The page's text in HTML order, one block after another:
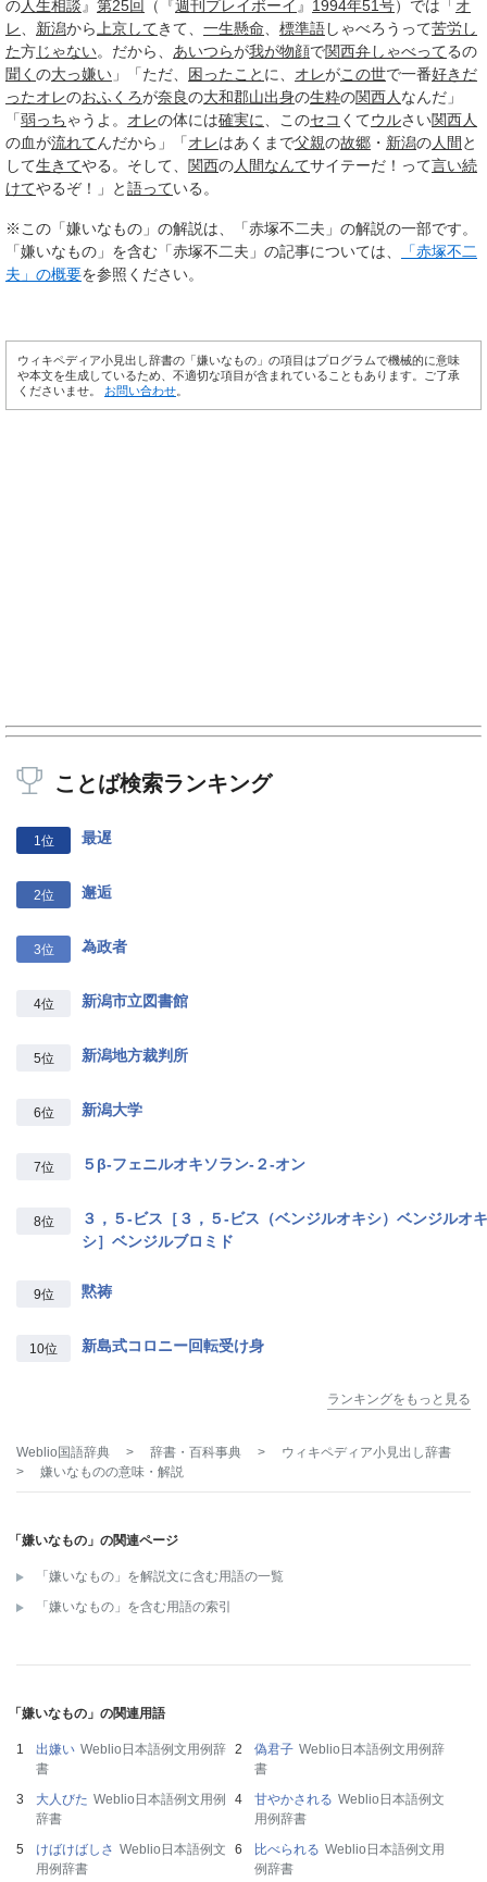
の人生相談 』 第25回 （『週刊プレイボーイ 』 1994年51号）では「オ
レ
新潟から 上京してきて、 一生懸命 標準語しゃべろうって苦労し
た方じゃない。だから、 あいつらが我が物顔で関西弁しゃべってるの
聞く の大っ嫌い 」「ただ、 困ったこと に、 オレがこの世で一番好きだ
ったオレのおふくろが奈良の大和郡山出身の生粋の関西人 なんだ」
「弱っちゃうよ。 オレの体には確実に 、このセコ くてウルさい関西人
の血が流れてんだから」「オレはあくまで父親の故郷 ・ 新潟の人間 と
して生きてやる。そして、 関西の人間なんてサイテーだ！って言い続
けてやるぞ！」と語っている。
※この「嫌いなもの」の解説は、「赤塚不二夫」の解説の一部です。
「嫌いなもの」を含む「赤塚不二夫」の記事については、
「赤塚不二
夫」の概要を参照ください。
ウィキペディア小見出し辞書の「嫌いなもの」の項目はプログラムで機械的に意味
や本文を生成しているため、不適切な項目が含まれていることもあります。ご了承
くださいませ。 お問い合わせ
ことば検索ランキング
1位 最遅
2位 邂逅
3位 為政者
4位 新潟市立図書館
5位 新潟地方裁判所
6位 新潟大学
7位 ５β‐フェニルオキソラン‐２‐オン
8位
３，５‐ビス［３，５‐ビス（ベンジルオキシ）ベンジルオキ
シ］ベンジルブロミド
9位 黙祷
10位 新島式コロニー回転受け身
ランキングをもっと見る
Weblio国語辞典 > 辞書・百科事典 >
ウィキペディア小見出し辞書
>
嫌いなものの意味・解説
「嫌いなもの」の関連ページ
「嫌いなもの」を解説文に含む用語の一覧
「嫌いなもの」を含む用語の索引
「嫌いなもの」の関連用語
出嫌い Weblio日本語例文用例辞
書
偽君子 Weblio日本語例文用例辞
書
大人びた Weblio日本語例文用例
辞書
甘やかされる Weblio日本語例文
用例辞書
けばけばしさ Weblio日本語例文
用例辞書
比べられる Weblio日本語例文用
例辞書